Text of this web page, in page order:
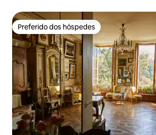
Preferido dos hóspedes
Preferido dos hóspedes